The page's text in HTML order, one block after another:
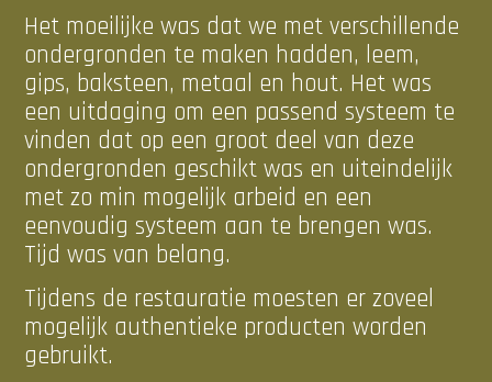
Het moeilijke was dat we met verschillende
ondergronden te maken hadden, leem,
gips, baksteen, metaal en hout. Het was
een uitdaging om een passend systeem te
vinden dat op een groot deel van deze
ondergronden geschikt was en uiteindelijk
met zo min mogelijk arbeid en een
eenvoudig systeem aan te brengen was.
Tijd was van belang.
Tijdens de restauratie moesten er zoveel
mogelijk authentieke producten worden
gebruikt.